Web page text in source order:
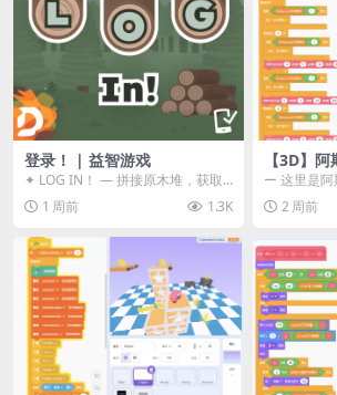
登录！ | 益智游戏
✦ LOG IN！ — 拼接原木堆，获取
分数！ ᑕ☲◎ ᑕ☲◎ ᑕ☲◎ ᑕ☲◎ ...
1 周前 1.3K
【3D】
ー 这里是
罪与未来希
介 《阿斯特
2 周前